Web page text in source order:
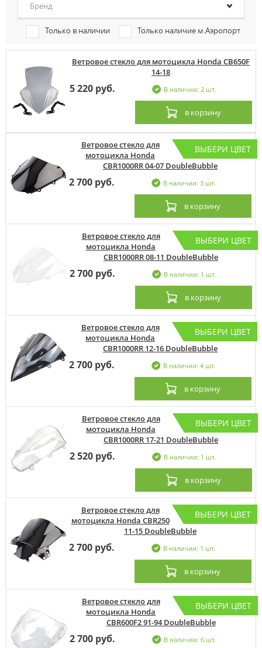
Бренд
Только в наличии Только наличие м.Аэропорт
Ветровое стекло для мотоцикла Honda CB650F
14-18
5 220 руб. В наличии: 2 шт.
в корзину
ВЫБЕРИ ЦВЕТ
Ветровое стекло для
мотоцикла Honda
CBR1000RR 04-07 DoubleBubble
2 700 руб. В наличии: 3 шт.
в корзину
ВЫБЕРИ ЦВЕТ
Ветровое стекло для
мотоцикла Honda
CBR1000RR 08-11 DoubleBubble
2 700 руб. В наличии: 1 шт.
в корзину
ВЫБЕРИ ЦВЕТ
Ветровое стекло для
мотоцикла Honda
CBR1000RR 12-16 DoubleBubble
2 700 руб. В наличии: 4 шт.
в корзину
ВЫБЕРИ ЦВЕТ
Ветровое стекло для
мотоцикла Honda
CBR1000RR 17-21 DoubleBubble
2 520 руб. В наличии: 1 шт.
в корзину
ВЫБЕРИ ЦВЕТ
Ветровое стекло для
мотоцикла Honda CBR250
11-15 DoubleBubble
2 700 руб. В наличии: 1 шт.
в корзину
ВЫБЕРИ ЦВЕТ
Ветровое стекло для
мотоцикла Honda
CBR600F2 91-94 DoubleBubble
2 700 руб. В наличии: 6 шт.